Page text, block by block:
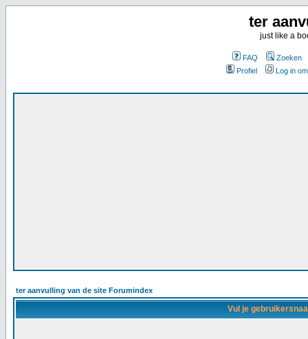
ter
just like a
FAQ
Zoeken
Profiel
Log in
ter aanvulling van de site Forumindex
Vul je